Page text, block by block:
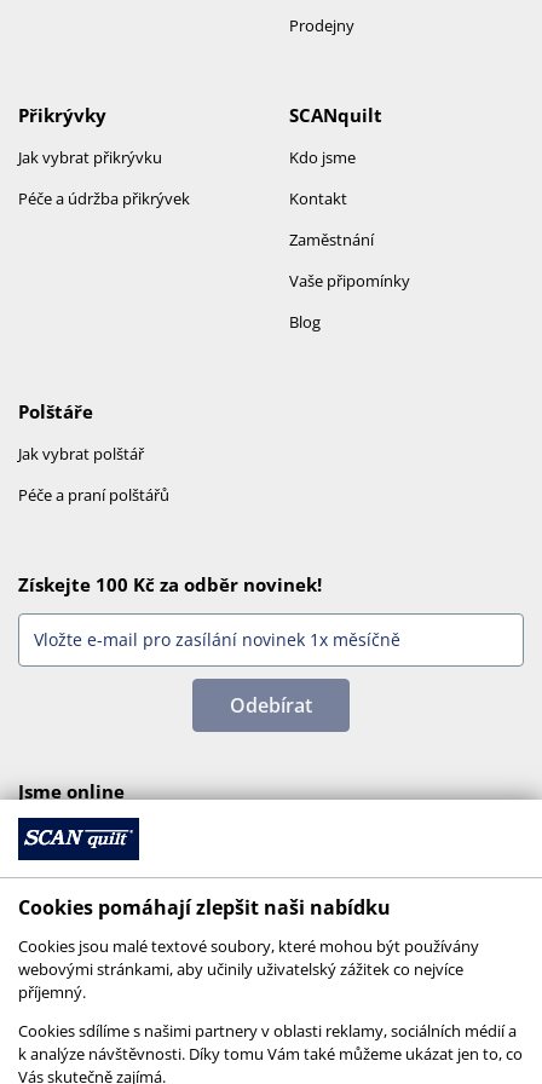
Prodejny
SCANquilt
Kdo jsme
Kontakt
Zaměstnání
Vaše připomínky
Blog
Přikrývky
Jak vybrat přikrývku
Péče a údržba přikrývek
Polštáře
Jak vybrat polštář
Péče a praní polštářů
Získejte 100 Kč za odběr novinek!
Odebírat
Jsme online
Cookies pomáhají zlepšit naši nabídku
Cookies jsou malé textové soubory, které mohou být používány
webovými stránkami, aby učinily uživatelský zážitek co nejvíce
příjemný.
Cookies sdílíme s našimi partnery v oblasti reklamy, sociálních médií a
k analýze návštěvnosti. Díky tomu Vám také můžeme ukázat jen to, co
Vás skutečně zajímá.